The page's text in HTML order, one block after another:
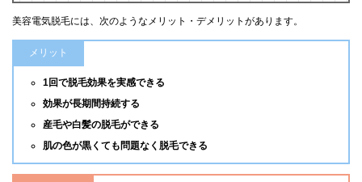
美容電気脱毛には、次のようなメリット・デメリットがあります。
メリット
1回で脱毛効果を実感できる
効果が長期間持続する
産毛や白髪の脱毛ができる
肌の色が黒くても問題なく脱毛できる